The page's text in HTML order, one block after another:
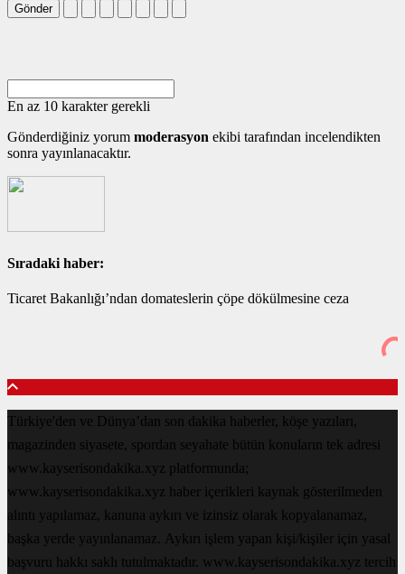
Gönder
En az 10 karakter gerekli
Gönderdiğiniz yorum moderasyon ekibi tarafından incelendikten
sonra yayınlanacaktır.
Sıradaki haber:
Ticaret Bakanlığı’ndan domateslerin çöpe dökülmesine ceza
Türkiye'den ve Dünya’dan son dakika haberler, köşe yazıları,
magazinden siyasete, spordan seyahate bütün konuların tek adresi
www.kayserisondakika.xyz platformunda;
www.kayserisondakika.xyz haber içerikleri kaynak gösterilmeden
alıntı yapılamaz, kanuna aykırı ve izinsiz olarak kopyalanamaz,
başka yerde yayınlanamaz. Aykırı işlem yapan kişi/kişiler için yasal
başvuru hakkı saklı tutulmaktadır. www.kayserisondakika.xyz tercih